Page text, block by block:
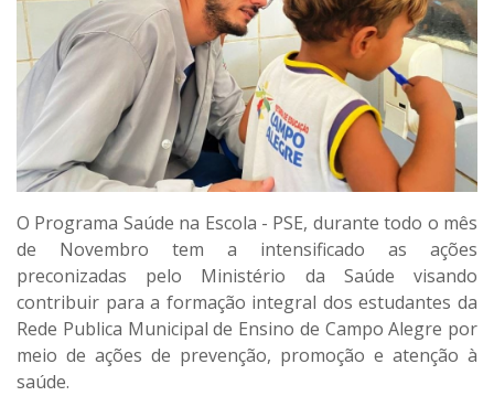
O Programa Saúde na Escola - PSE, durante todo o mês
de Novembro tem a intensificado as ações
preconizadas pelo Ministério da Saúde visando
contribuir para a formação integral dos estudantes da
Rede Publica Municipal de Ensino de Campo Alegre por
meio de ações de prevenção, promoção e atenção à
saúde.